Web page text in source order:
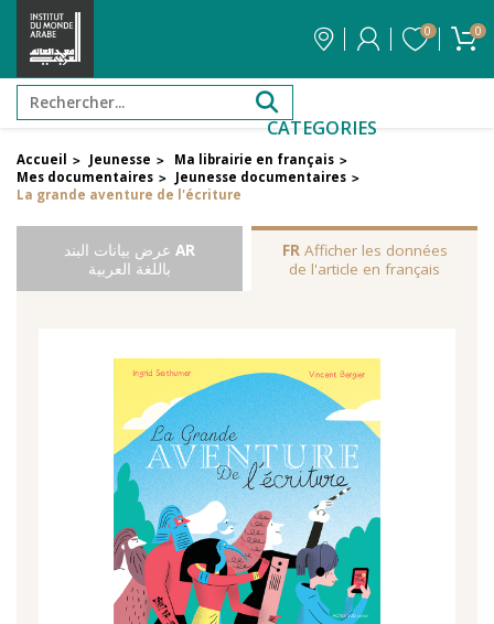
0 0
CATEGORIES
Accueil > Jeunesse > Ma librairie en français >
Mes documentaires > Jeunesse documentaires >
La grande aventure de l'écriture
AR عرض بيانات البند
باللغة العربية
FRAfficher les données
de l'article en français